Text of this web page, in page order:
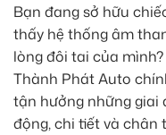
Bạn đang sở hữu
thấy hệ thống âm
lòng đôi tai của
Thành Phát Auto
tận hưởng những giai
động, chi tiết và